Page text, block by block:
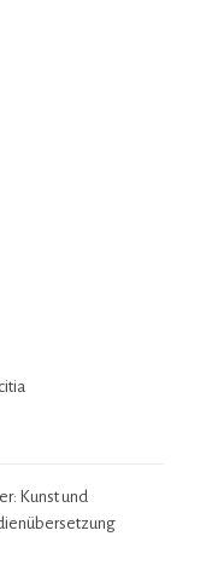
Kunst und